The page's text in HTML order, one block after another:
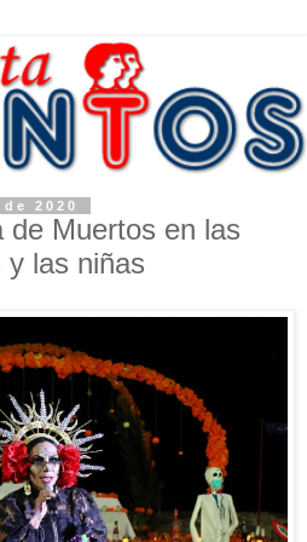
2020
de Muertos en las
y las niñas